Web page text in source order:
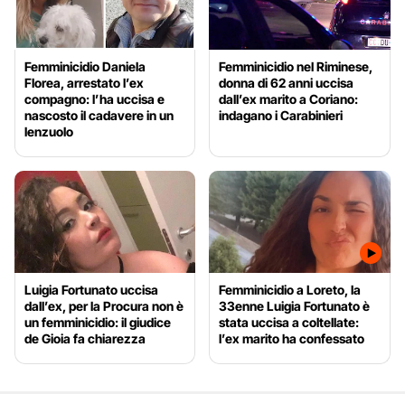
Femminicidio Daniela
Florea, arrestato l’ex
compagno: l’ha uccisa e
nascosto il cadavere in un
lenzuolo
Femminicidio nel Riminese,
donna di 62 anni uccisa
dall’ex marito a Coriano:
indagano i Carabinieri
Luigia Fortunato uccisa
dall’ex, per la Procura non è
un femminicidio: il giudice
de Gioia fa chiarezza
Femminicidio a Loreto, la
33enne Luigia Fortunato è
stata uccisa a coltellate:
l’ex marito ha confessato